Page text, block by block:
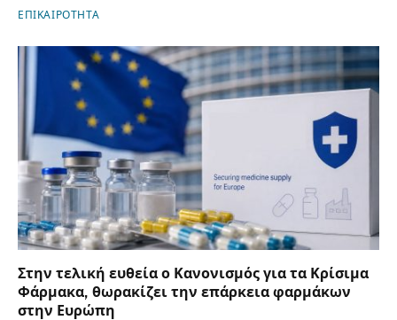
ΕΠΙΚΑΙΡΟΤΗΤΑ
Στην τελική ευθεία ο Κανονισμός για τα Κρίσιμα
Φάρμακα, θωρακίζει την επάρκεια φαρμάκων
στην Ευρώπη